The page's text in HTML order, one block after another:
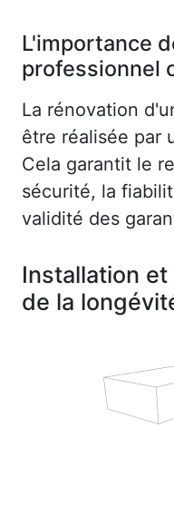
L'importance
professionnel
La rénovation
être réalisée par
Cela garantit le
sécurité, la
validité des
Installation
de la